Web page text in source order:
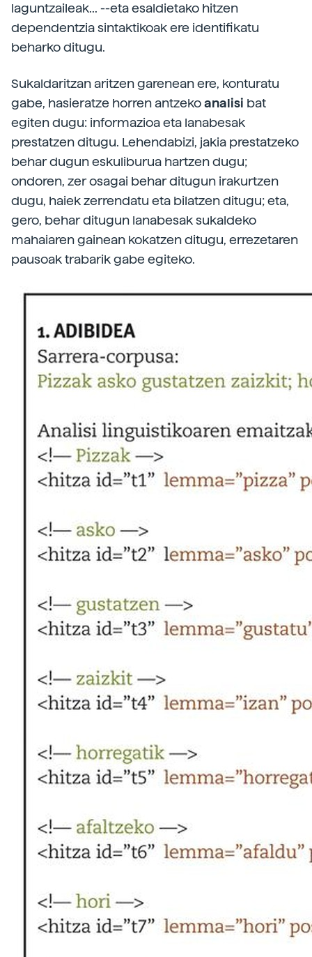
laguntzaileak... --eta esaldietako hitzen
dependentzia sintaktikoak ere identifikatu
beharko ditugu.
Sukaldaritzan aritzen garenean ere, konturatu
gabe, hasieratze horren antzekoanalisi bat
egiten dugu: informazioa eta lanabesak
prestatzen ditugu. Lehendabizi, jakia prestatzeko
behar dugun eskuliburua hartzen dugu;
ondoren, zer osagai behar ditugun irakurtzen
dugu, haiek zerrendatu eta bilatzen ditugu; eta,
gero, behar ditugun lanabesak sukaldeko
mahaiaren gainean kokatzen ditugu, errezetaren
pausoak trabarik gabe egiteko.